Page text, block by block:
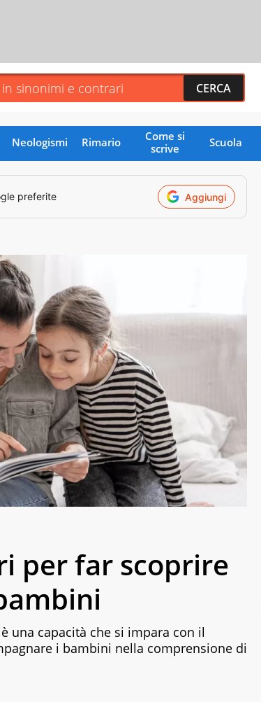
Neologismi Rimario
Come si
scrive
Scuola
preferite Aggiungi
per far scoprire
una capacità che si impara con il
i bambini nella comprensione di